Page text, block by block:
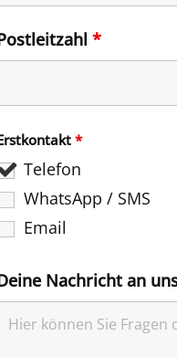
*
*
Telefon
WhatsApp / SMS
Email
Nachricht an